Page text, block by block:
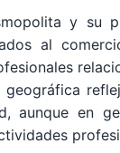
y su
al
aunque en